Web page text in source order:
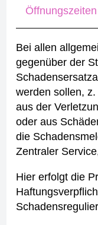
Öffnungszeiten
Bei allen
gegenüber der
werden sollen,
aus der
oder aus
die
Zentraler
Hier erfolgt die